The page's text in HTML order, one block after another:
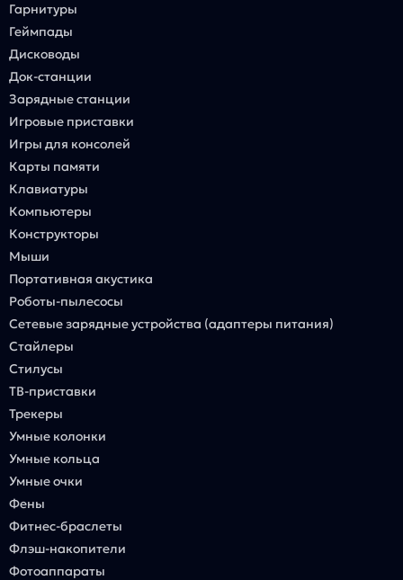
Гарнитуры
Геймпады
Дисководы
Док-станции
Зарядные станции
Игровые приставки
Игры для консолей
Карты памяти
Клавиатуры
Компьютеры
Конструкторы
Мыши
Портативная акустика
Роботы-пылесосы
Сетевые зарядные устройства (адаптеры питания)
Стайлеры
Стилусы
ТВ-приставки
Трекеры
Умные колонки
Умные кольца
Умные очки
Фены
Фитнес-браслеты
Флэш-накопители
Фотоаппараты